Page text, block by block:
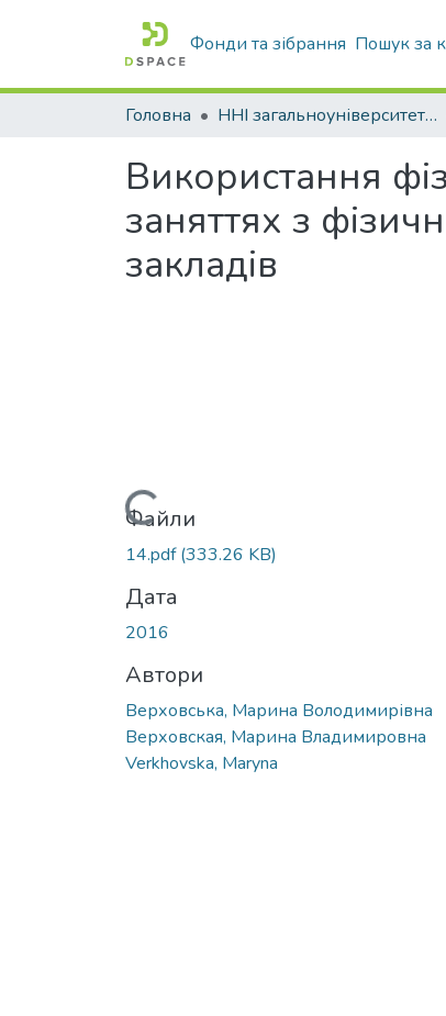
Фонди та зібрання Пошук за
Головна ННІ загальноуніверситетської підготовки
Використання
заняттях з
закладів
Вантажиться...Файли
14.pdf(333.26 KB)
Дата
2016
Автори
Верховська, Марина Володимирівна
Верховская, Марина Владимировна
Verkhovska, Maryna